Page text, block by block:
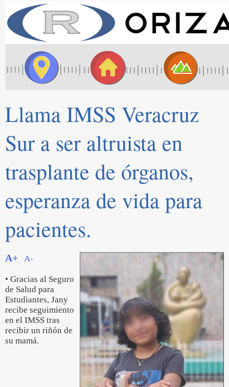
Llama IMSS Veracruz
Sur a ser altruista en
trasplante de órganos,
esperanza de vida para
pacientes.
A+ A-
• Gracias al Seguro
de Salud para
Estudiantes, Jany
recibe seguimiento
en el IMSS tras
recibir un riñón de
su mamá.